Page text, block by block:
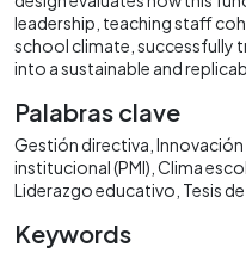
leadership, teaching staff
school climate, successfully
into a sustainable and
Palabras clave
Gestión directiva Innovación
institucional (PMI) Clima
Liderazgo educativo Tesis
Keywords